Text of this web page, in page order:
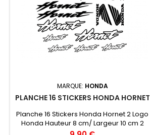
MARQUE: HONDA
PLANCHE 16 STICKERS HONDA HORNET
Planche 16 Stickers Honda Hornet 2 Logo
Honda Hauteur 8 cm/ Largeur 10 cm 2
Logo Honda Hauteur 5 cm/ Largeur 7